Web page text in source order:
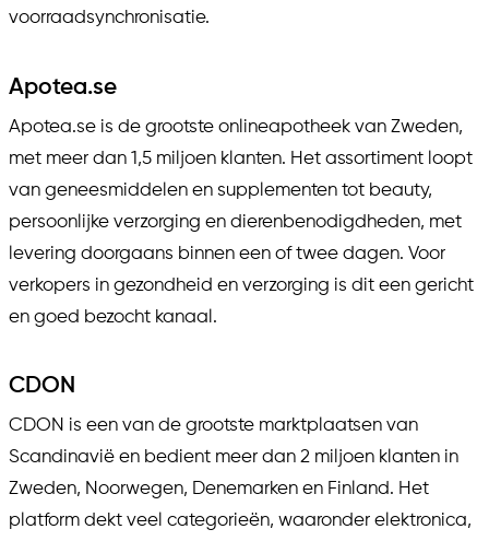
voorraadsynchronisatie.
Apotea.se
Apotea.se is de grootste onlineapotheek van Zweden,
met meer dan 1,5 miljoen klanten. Het assortiment loopt
van geneesmiddelen en supplementen tot beauty,
persoonlijke verzorging en dierenbenodigdheden, met
levering doorgaans binnen een of twee dagen. Voor
verkopers in gezondheid en verzorging is dit een gericht
en goed bezocht kanaal.
CDON
CDON is een van de grootste marktplaatsen van
Scandinavië en bedient meer dan 2 miljoen klanten in
Zweden, Noorwegen, Denemarken en Finland. Het
platform dekt veel categorieën, waaronder elektronica,